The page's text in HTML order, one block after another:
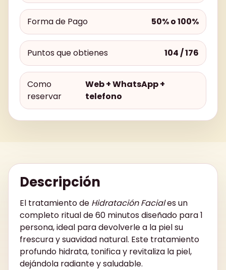
Forma de Pago 50% o 100%
Puntos que obtienes 104 / 176
Como
reservar
Web + WhatsApp +
telefono
Descripción
El tratamiento de Hidratación Faciales un
completo ritual de 60 minutos diseñado para 1
persona, ideal para devolverle a la piel su
frescura y suavidad natural. Este tratamiento
profundo hidrata, tonifica y revitaliza la piel,
dejándola radiante y saludable.